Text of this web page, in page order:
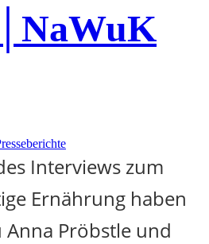
Interviews zum
Ernährung haben
Pröbstle und